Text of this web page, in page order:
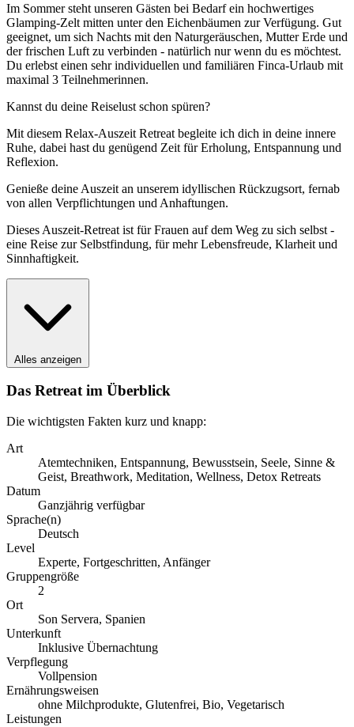
Im Sommer steht unseren Gästen bei Bedarf ein hochwertiges
Glamping-Zelt mitten unter den Eichenbäumen zur Verfügung. Gut
geeignet, um sich Nachts mit den Naturgeräuschen, Mutter Erde und
der frischen Luft zu verbinden - natürlich nur wenn du es möchtest.
Du erlebst einen sehr individuellen und familiären Finca-Urlaub mit
maximal 3 Teilnehmerinnen.
Kannst du deine Reiselust schon spüren?
Mit diesem Relax-Auszeit Retreat begleite ich dich in deine innere
Ruhe, dabei hast du genügend Zeit für Erholung, Entspannung und
Reflexion.
Genieße deine Auszeit an unserem idyllischen Rückzugsort, fernab
von allen Verpflichtungen und Anhaftungen.
Dieses Auszeit-Retreat ist für Frauen auf dem Weg zu sich selbst -
eine Reise zur Selbstfindung, für mehr Lebensfreude, Klarheit und
Sinnhaftigkeit.
Alles anzeigen
Das Retreat im Überblick
Die wichtigsten Fakten kurz und knapp:
Art
Atemtechniken, Entspannung, Bewusstsein, Seele, Sinne &
Geist, Breathwork, Meditation, Wellness, Detox Retreats
Datum
Ganzjährig verfügbar
Sprache(n)
Deutsch
Level
Experte, Fortgeschritten, Anfänger
Gruppengröße
2
Ort
Son Servera, Spanien
Unterkunft
Inklusive Übernachtung
Verpflegung
Vollpension
Ernährungsweisen
ohne Milchprodukte, Glutenfrei, Bio, Vegetarisch
Leistungen